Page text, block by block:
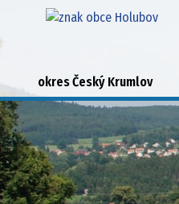
okres Český Krumlov